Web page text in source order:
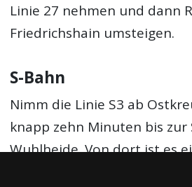
Linie 27 nehmen und dann
Friedrichshain umsteigen.
S-Bahn
Nimm die Linie S3 ab
knapp zehn Minuten bis
Wuhlheide. Von dort ist es